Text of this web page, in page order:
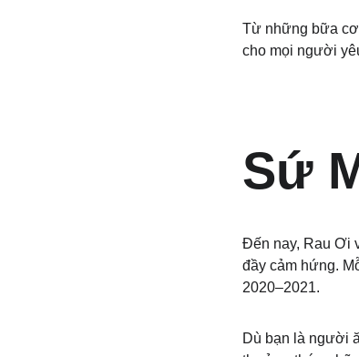
Từ những bữa
cho mọi người
Sứ
Đến nay, Rau Ơi
đầy cảm hứng.
2020–2021.
Dù bạn là người